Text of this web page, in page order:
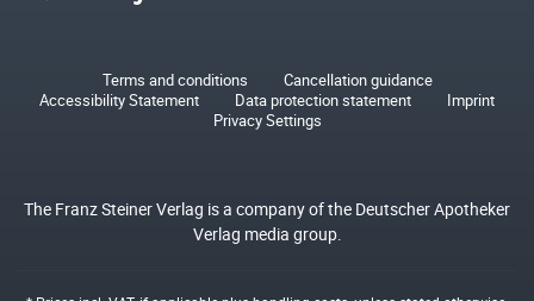
Terms and conditions
Cancellation guidance
Accessibility Statement
Data protection statement
Imprint
Privacy Settings
The Franz Steiner Verlag is a company of the Deutscher Apotheker
Verlag media group.